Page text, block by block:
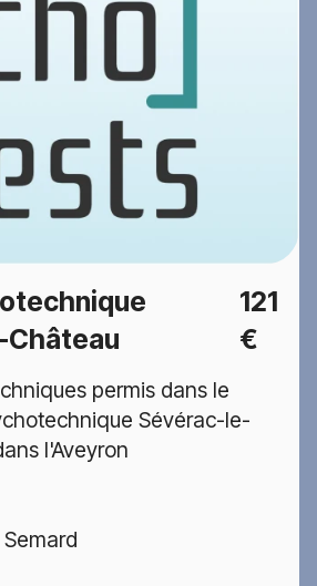
121
€
permis dans le
Sévérac-le-
l'Aveyron